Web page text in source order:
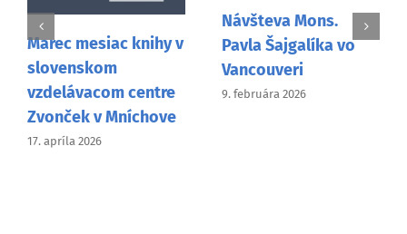
Návšteva Mons.
Pavla Šajgalíka vo
Vancouveri
9. februára 2026
Žiacky dejepisný
projekt Detektív
Lupa mapoval české